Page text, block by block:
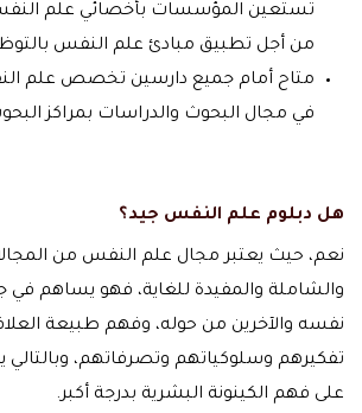
تستعين المؤسسات بأخصائي علم
من أجل تطبيق مبادئ علم النفس
متاح أمام جميع دارسين تخصص علم
في مجال البحوث والدراسات بمراكز
هل دبلوم علم النفس جيد؟
نعم، حيث يعتبر مجال علم النفس من
والشاملة والمفيدة للغاية، فهو يساهم
نفسه والآخرين من حوله، وفهم طبيعة
تفكيرهم وسلوكياتهم وتصرفاتهم، وبالتالي
على فهم الكينونة البشرية بدرجة أكبر.